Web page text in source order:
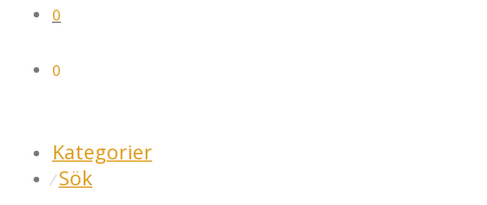
0
0
Kategorier
⁄ Sök